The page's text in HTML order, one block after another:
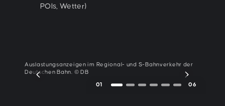
POIs, Wetter)
Auslastungsanzeigen im Regional- und S-Bahnverkehr der
Deutschen Bahn. © DB
01 06